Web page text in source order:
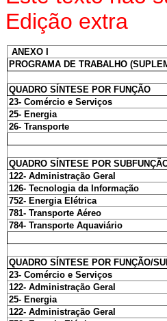
Edição extra
ANEXO I
PROGRAMA DE TRABALHO
QUADRO SÍNTESE POR FUNÇÃO
23- Comércio e Serviços
25- Energia
26- Transporte
QUADRO SÍNTESE POR
122- Administração Geral
126- Tecnologia da Informação
752- Energia Elétrica
781- Transporte Aéreo
784- Transporte Aquaviário
QUADRO SÍNTESE POR FUNÇÃO/
23- Comércio e Serviços
122- Administração Geral
25- Energia
122- Administração Geral